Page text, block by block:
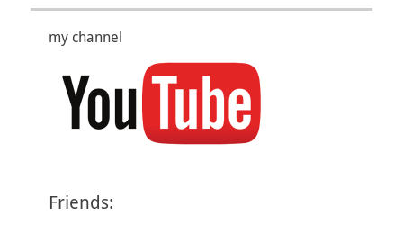
my channel
Friends: